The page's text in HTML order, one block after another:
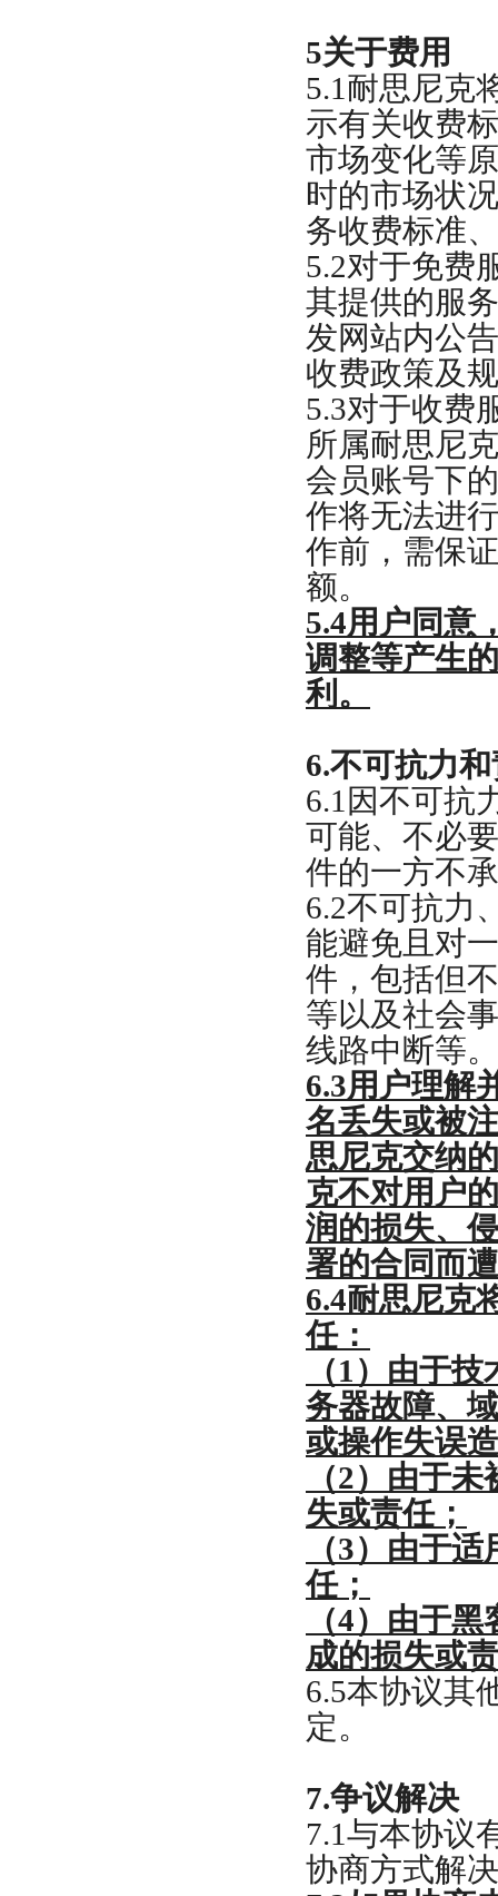
5关于费用
5.1 耐思尼克
示有关收费
市场变化等
时的市场状
务收费标准
5.2对于免费
其提供的服
发网站内公
收费政策及
5.3对于收费
所属耐思尼
会员账号下
作将无法进
作前，需保
额。
5.4用户同意
调整等产生
利。
6.不可抗力
6.1 因不可抗
可能、不必
件的一方不
6.2不可抗力
能避免且对
件，包括但
等以及社会
线路中断等。
6.3用户理解
名丢失或被
思尼克交纳
克不对用户
润的损失、
署的合同而
6.4耐思尼克
任：
（1）由于技
务器故障、
或操作失误
（2）由于未
失或责任；
（3）由于适
任；
（4）由于黑
成的损失或
6.5本协议其
定。
7.争议解决
7.1与本协议
协商方式解